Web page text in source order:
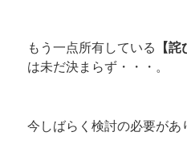
もう一点所有している 【
は未だ決まらず・・・。
今しばらく検討の必要があ